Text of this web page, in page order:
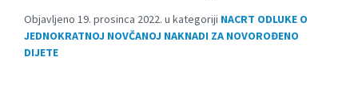
Objavljeno 19. prosinca 2022. u kategoriji NACRT ODLUKE O
JEDNOKRATNOJ NOVČANOJ NAKNADI ZA NOVOROĐENO
DIJETE